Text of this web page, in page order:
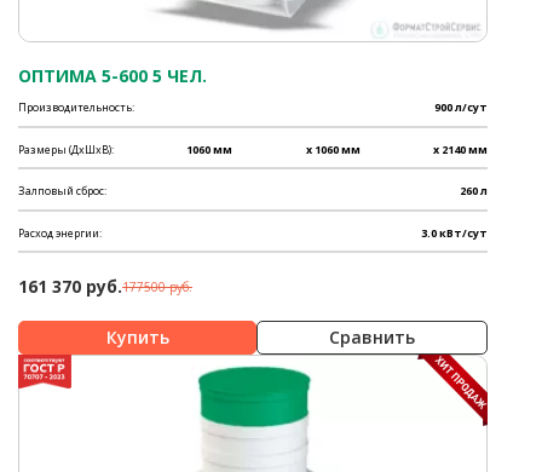
ОПТИМА 5-600 5 ЧЕЛ.
Производительность: 900 л/сут
Размеры (ДхШхВ): 1060 мм x 1060 мм x 2140 мм
Залповый сброс: 260 л
Расход энергии: 3.0 кВт/сут
161 370 руб.177500 руб.
Сравнить